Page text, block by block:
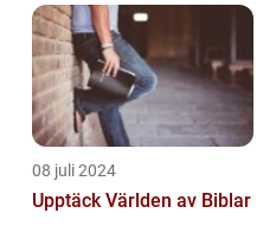
08 juli 2024
Upptäck Världen av Biblar